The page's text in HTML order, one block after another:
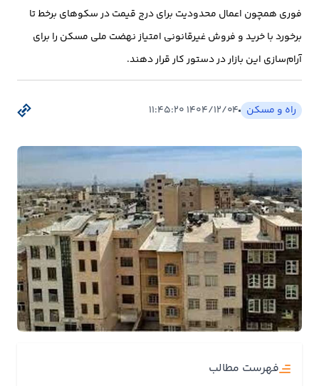
انرژی
بورس
بیمه
اقتصاد
بازار
و
تجارت
کشاورزی
راه
و
فوری همچون اعمال محدودیت برای درج قیمت در سکوهای برخط تا
برخورد با خرید و فروش غیرقانونی امتیاز نهضت ملی مسکن را برای
آرام‌سازی این بازار در دستور کار قرار دهند.
راه و مسکن ۱۴۰۴/۱۲/۰۴ ۱۱:۴۵:۲۰
فهرست مطالب